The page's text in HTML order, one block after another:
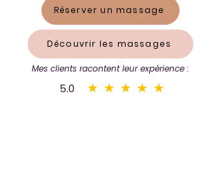
Réserver un massage
Découvrir les massages
Mes clients racontent leur expérience :
5.0